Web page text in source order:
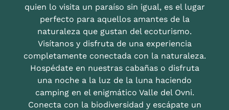
quien lo visita un paraíso sin igual, es el lugar
perfecto para aquellos amantes de la
naturaleza que gustan del ecoturismo.
Visítanos y disfruta de una experiencia
completamente conectada con la naturaleza.
Hospédate en nuestras cabañas o disfruta
una noche a la luz de la luna haciendo
camping en el enigmático Valle del Ovni.
Conecta con la biodiversidad y escápate un